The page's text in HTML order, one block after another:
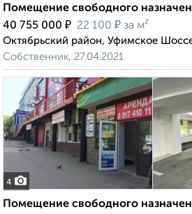
Помещение свободного
40 755 000 ₽ 22 100 ₽ за м²
Октябрьский район, Уфимское
Собственник, 27.04.2021
4
Помещение свободного